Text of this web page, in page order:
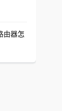
由器怎